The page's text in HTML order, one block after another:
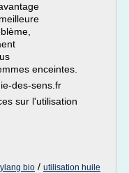
enceintes.
des-sens.fr
sur l'utilisation
bio / utilisation huile